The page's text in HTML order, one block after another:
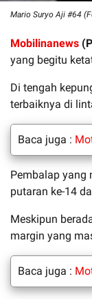
Mario Suryo Aji #64
Mobilinanews
yang begitu
Di tengah
terbaiknya di
Baca juga :
Pembalap yang
putaran ke-14
Meskipun
margin yang
Baca juga :